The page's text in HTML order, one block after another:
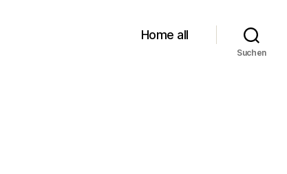
Home all
Suchen